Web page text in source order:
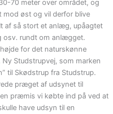
70 meter over området, og
mod øst og vil derfor blive
af så stort et anlæg, upåagtet
rundt om anlægget.
for det naturskønne
Studstrupvej, som marken
til Skødstrup fra Studstrup.
præget af udsynet til
præmis vi købte ind på ved at
have udsyn til en